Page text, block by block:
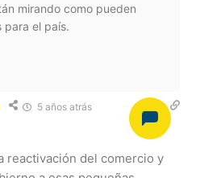
mirando como pueden
para el país.
5 años atrás
reactivación del comercio y